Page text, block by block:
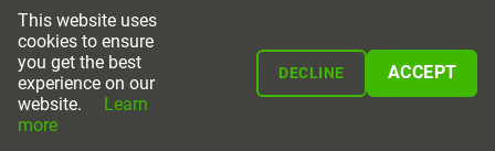
Powered by
This website uses
cookies to ensure
you get the best
experience on our
website.
Learn
more
DECLINE ACCEPT